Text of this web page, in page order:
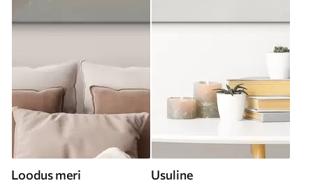
Loodus meri Usuline